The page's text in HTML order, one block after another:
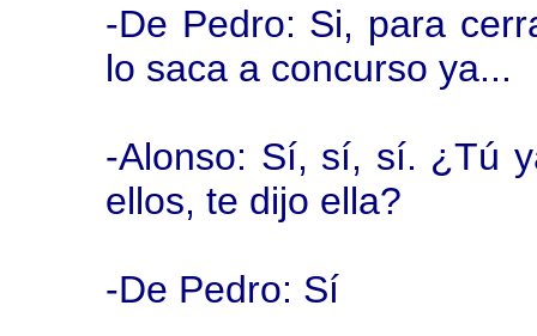
-De Pedro: Si, para
lo saca a concurso ya...
-Alonso: Sí, sí, sí. ¿Tú
ellos, te dijo ella?
-De Pedro: Sí